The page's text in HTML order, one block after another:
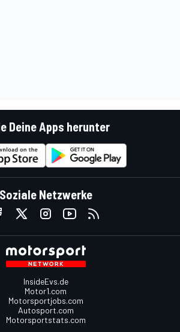
Deine Apps herunter
Soziale Netzwerke
InsideEvs.de
Motor1.com
Motorsportjobs.com
Autosport.com
Motorsportstats.com